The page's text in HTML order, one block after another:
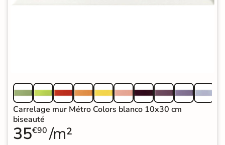
Carrelage mur Métro Colors blanco 10x30 cm
biseauté
35€90 /m²